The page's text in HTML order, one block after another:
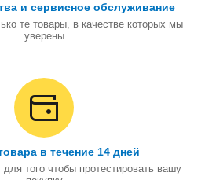
и сервисное обслуживание
те товары, в качестве которых мы
уверены
в течение 14 дней
того чтобы протестировать вашу